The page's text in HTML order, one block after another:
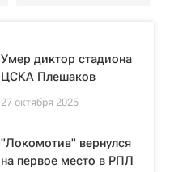
Умер диктор стадиона
ЦСКА Плешаков
27 октября 2025
"Локомотив" вернулся
на первое место в РПЛ